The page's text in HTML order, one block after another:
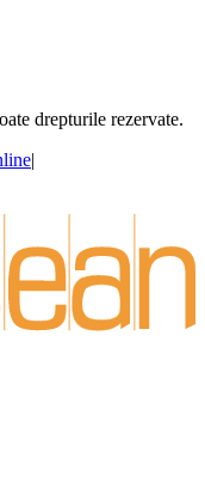
drepturile rezervate.
|